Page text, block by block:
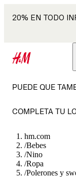
20% EN TODO
PUEDE QUE
COMPLETA TU
hm.com
/Bebes
/Nino
/Ropa
/Polerones y